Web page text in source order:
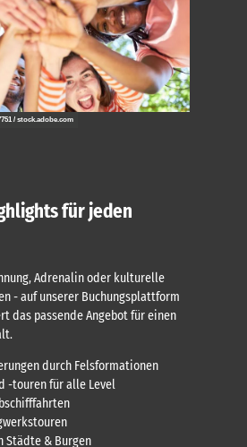
für jeden
Adrenalin oder kulturelle
- auf unserer Buchungsplattform
das passende Angebot für einen
durch Felsformationen
-touren für alle Level
Städte & Burgen
/ stock.adobe.com